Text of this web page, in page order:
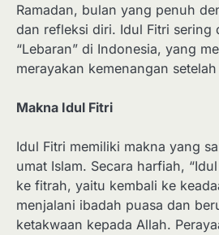
Ramadan, bulan yang penuh
dan refleksi diri. Idul Fitri sering
“Lebaran” di Indonesia, yang
merayakan kemenangan
Makna Idul Fitri
Idul Fitri memiliki makna yang
umat Islam. Secara harfiah,
ke fitrah, yaitu kembali ke
menjalani ibadah puasa dan
ketakwaan kepada Allah.